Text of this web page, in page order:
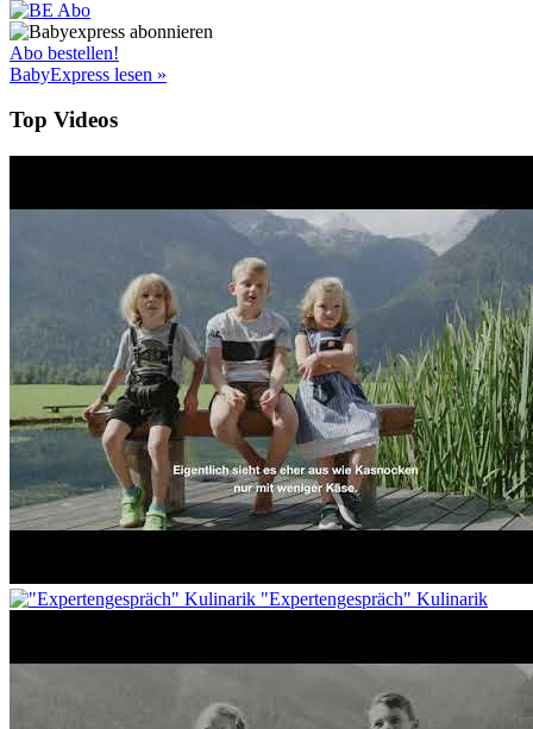
Abo bestellen!
BabyExpress lesen »
Top Videos
"Expertengespräch" Kulinarik